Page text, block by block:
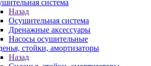
система
Назад
Осушительная система
Дренажные аксессуары
Насосы осушительные
стойки, амортизаторы
Назад